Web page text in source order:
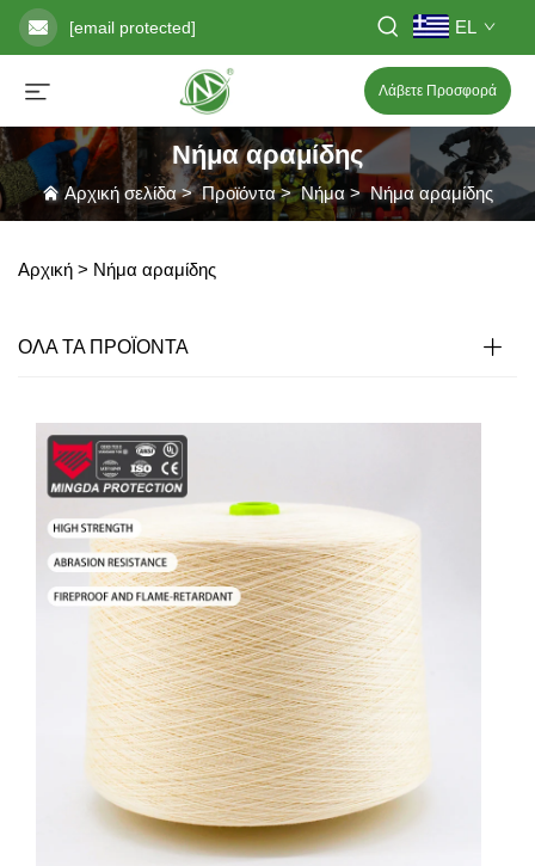
[email protected] EL
Λάβετε Προσφορά
Νήμα αραμίδης
Αρχική σελίδα>Προϊόντα>Νήμα>Νήμα αραμίδης
Αρχική > Νήμα αραμίδης
ΟΛΑ ΤΑ ΠΡΟΪΟΝΤΑ